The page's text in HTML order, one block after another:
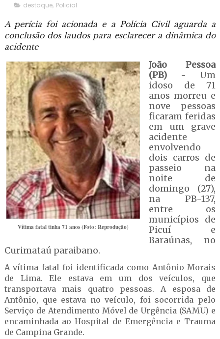
destaque, Policial
A perícia foi acionada e a Polícia Civil aguarda a
conclusão dos laudos para esclarecer a dinâmica do
acidente
Vítima fatal tinha 71 anos (Foto: Reprodução)
João Pessoa
(PB)- Um
idoso de 71
anos morreu e
nove pessoas
ficaram feridas
em um grave
acidente
envolvendo
dois carros de
passeio na
noite de
domingo (27),
na PB-137,
entre os
municípios de
Picuí e
Baraúnas, no
Curimataú paraibano.
A vítima fatal foi identificada como Antônio Morais
de Lima. Ele estava em um dos veículos, que
transportava mais quatro pessoas. A esposa de
Antônio, que estava no veículo, foi socorrida pelo
Serviço de Atendimento Móvel de Urgência (SAMU) e
encaminhada ao Hospital de Emergência e Trauma
de Campina Grande.